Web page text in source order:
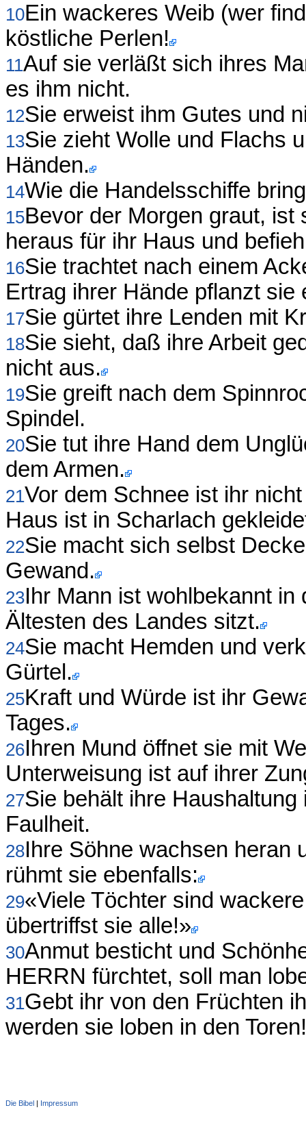
10Ein wackeres Weib (wer
köstliche Perlen!
11Auf sie verläßt sich ihres
es ihm nicht.
12Sie erweist ihm Gutes und
13Sie zieht Wolle und Flachs
Händen.
14Wie die Handelsschiffe
15Bevor der Morgen graut,
heraus für ihr Haus und
16Sie trachtet nach einem
Ertrag ihrer Hände pflanzt sie
17Sie gürtet ihre Lenden mit
18Sie sieht, daß ihre Arbeit
nicht aus.
19Sie greift nach dem
Spindel.
20Sie tut ihre Hand dem
dem Armen.
21Vor dem Schnee ist ihr
Haus ist in Scharlach
22Sie macht sich selbst
Gewand.
23Ihr Mann ist wohlbekannt in
Ältesten des Landes sitzt.
24Sie macht Hemden und
Gürtel.
25Kraft und Würde ist ihr
Tages.
26Ihren Mund öffnet sie mit
Unterweisung ist auf ihrer
27Sie behält ihre
Faulheit.
28Ihre Söhne wachsen heran
rühmt sie ebenfalls:
29«Viele Töchter sind
übertriffst sie alle!»
30Anmut besticht und
HERRN fürchtet, soll man
31Gebt ihr von den Früchten
werden sie loben in den Toren!
Die Bibel Impressum